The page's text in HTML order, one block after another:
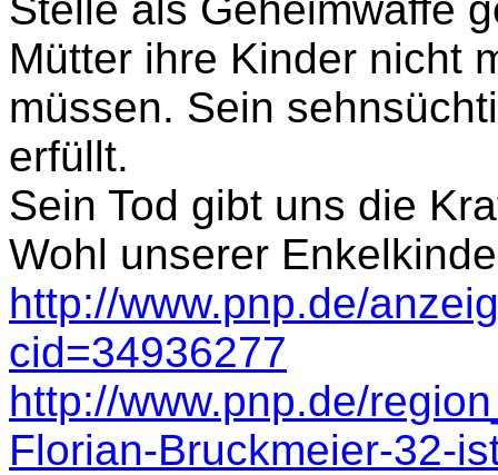
Mütter ihre Kinder nicht
müssen. Sein
erfüllt.
Sein Tod gibt uns die
Wohl unserer
http://www.pnp.de/
cid=34936277
http://www.pnp.de/
Florian-Bruckmeier-32-